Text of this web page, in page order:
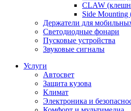
CLAW
Side Mounting
Держатели для
Светодиодные фонари
Пусковые устройства
Звуковые сигналы
Услуги
Автосвет
Защита кузова
Климат
Электроника и